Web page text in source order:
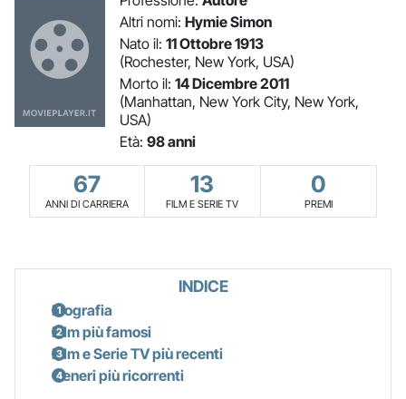
Altri nomi: Hymie Simon
Nato il: 11 Ottobre 1913
(Rochester, New York, USA)
Morto il: 14 Dicembre 2011
(Manhattan, New York City, New York,
USA)
Età: 98 anni
67
ANNI DI CARRIERA
13
FILM E SERIE TV
0
PREMI
INDICE
Biografia
Film più famosi
Film e Serie TV più recenti
Generi più ricorrenti